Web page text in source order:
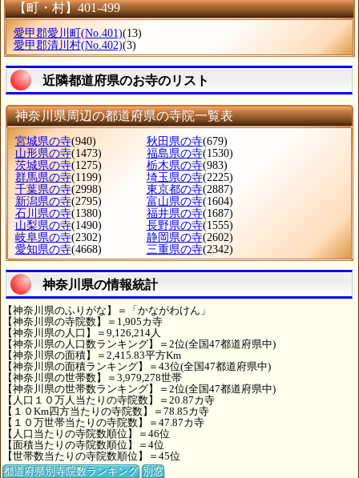
【町・村】401-499
愛甲郡愛川町(No.401)(13)
愛甲郡清川村(No.402)(3)
近隣都道府県のお寺のリスト
神奈川県周辺の都道府県の寺院一覧表
宮城県の寺(940) 秋田県の寺(679)
山形県の寺(1473) 福島県の寺(1530)
茨城県の寺(1275) 栃木県の寺(983)
群馬県の寺(1199) 埼玉県の寺(2225)
千葉県の寺(2998) 東京都の寺(2887)
新潟県の寺(2795) 富山県の寺(1604)
石川県の寺(1380) 福井県の寺(1687)
山梨県の寺(1490) 長野県の寺(1555)
岐阜県の寺(2302) 静岡県の寺(2602)
愛知県の寺(4668) 三重県の寺(2342)
神奈川県の情報統計
【神奈川県のふりがな】＝「かながわけん」
【神奈川県の寺院数】＝1,905カ寺
【神奈川県の人口】＝9,126,214人
【神奈川県の人口数ランキング】＝2位(全国47都道府県中)
【神奈川県の面積】＝2,415.83平方Km
【神奈川県の面積ランキング】＝43位(全国47都道府県中)
【神奈川県の世帯数】＝3,979,278世帯
【神奈川県の世帯数ランキング】＝2位(全国47都道府県中)
【人口１０万人当たりの寺院数】＝20.87カ寺
【１０Km四方当たりの寺院数】＝78.85カ寺
【１０万世帯当たりの寺院数】＝47.87カ寺
【人口当たりの寺院数順位】＝46位
【面積当たりの寺院数順位】＝4位
【世帯数当たりの寺院数順位】＝45位
都道府県別寺院数ランキング 別窓